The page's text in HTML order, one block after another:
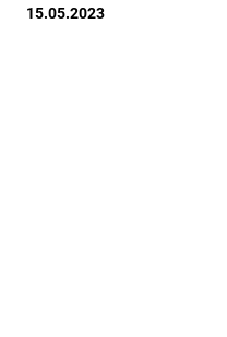
15.05.2023